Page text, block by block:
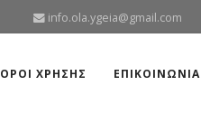
info.ola.ygeia@gmail.com
ΟΡΟΙ ΧΡΗΣΗΣ ΕΠΙΚΟΙΝΩΝΙΑ